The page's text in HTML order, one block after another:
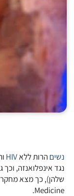
נשיםהרות ללאHIV
נגד אינפלואנזה, וכך
Medicine.